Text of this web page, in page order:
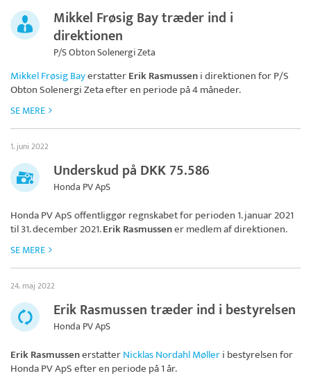
Mikkel Frøsig Bay træder ind i
direktionen
P/S Obton Solenergi Zeta
Mikkel Frøsig BayerstatterErik Rasmusseni direktionen forP/S
Obton Solenergi Zetaefter en periode på 4 måneder.
SE MERE
1. juni 2022
Underskud på DKK 75.586
Honda PV ApS
Honda PV ApSoffentliggør regnskabet for perioden 1. januar 2021
til 31. december 2021.Erik Rasmussener medlem af direktionen.
SE MERE
24. maj 2022
Erik Rasmussen træder ind i bestyrelsen
Honda PV ApS
Erik RasmussenerstatterNicklas Nordahl Mølleri bestyrelsen for
Honda PV ApSefter en periode på 1 år.